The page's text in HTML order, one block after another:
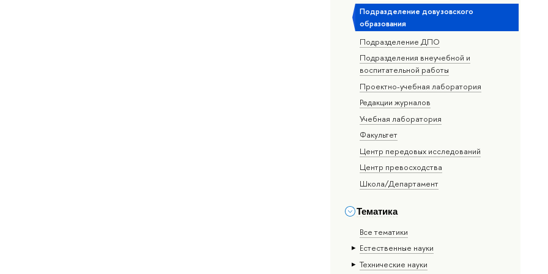
Подразделение довузовского
образования
Подразделение ДПО
Подразделения внеучебной и
воспитательной работы
Проектно-учебная лаборатория
Редакции журналов
Учебная лаборатория
Факультет
Центр передовых исследований
Центр превосходства
Школа/Департамент
Тематика
Все тематики
Естественные науки
Тех­ничес­кие науки